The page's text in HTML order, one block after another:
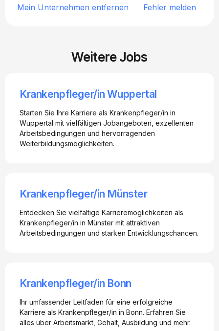
Mein Unternehmen entfernen
Fehler melden
Weitere Jobs
Krankenpfleger/in Wuppertal
Starten Sie Ihre Karriere als Krankenpfleger/in in
Wuppertal mit vielfältigen Jobangeboten, exzellenten
Arbeitsbedingungen und hervorragenden
Weiterbildungsmöglichkeiten.
Krankenpfleger/in Münster
Entdecken Sie vielfältige Karrieremöglichkeiten als
Krankenpfleger/in in Münster mit attraktiven
Arbeitsbedingungen und starken Entwicklungschancen.
Krankenpfleger/in Bonn
Ihr umfassender Leitfaden für eine erfolgreiche
Karriere als Krankenpfleger/in in Bonn. Erfahren Sie
alles über Arbeitsmarkt, Gehalt, Ausbildung und mehr.